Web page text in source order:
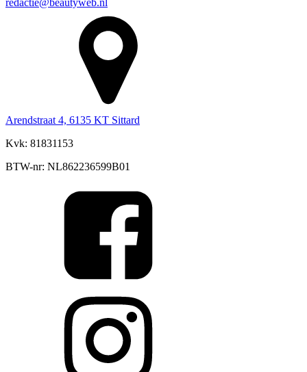
Arendstraat 4, 6135 KT Sittard
Kvk: 81831153
BTW-nr: NL862236599B01